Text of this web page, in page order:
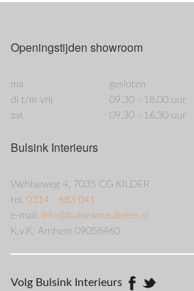
Openingstijden showroom
ma
di t/m vrij
zat
gesloten
09.30 - 18.00 uur
09.30 - 16.30 uur
Bulsink Interieurs
Wehlseweg 4, 7035 CG KILDER
tel. 0314 - 683 041
e-mail: info@bulsinkmeubelen.nl
K.v.K. Arnhem 09058460
Volg Bulsink Interieurs